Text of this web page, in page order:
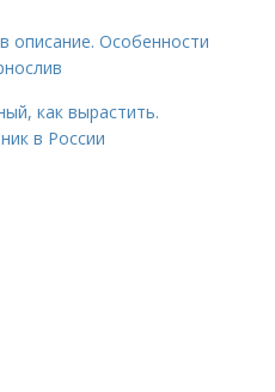
описание. Особенности
как вырастить.
в России